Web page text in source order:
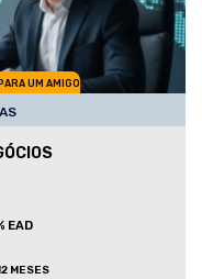
UM AMIGO
EAD
MESES